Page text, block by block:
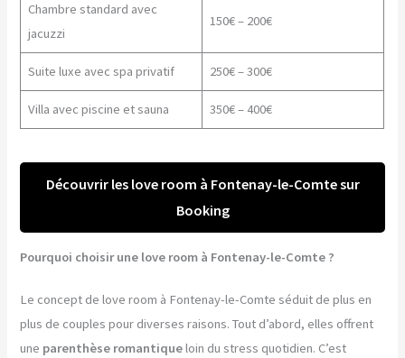
Chambre standard avec
jacuzzi
150€ – 200€
Suite luxe avec spa privatif 250€ – 300€
Villa avec piscine et sauna 350€ – 400€
Découvrir les love room à Fontenay-le-Comte sur
Booking
Pourquoi choisir une love room à Fontenay-le-Comte ?
Le concept de love room à Fontenay-le-Comte séduit de plus en
plus de couples pour diverses raisons. Tout d’abord, elles offrent
une parenthèse romantiqueloin du stress quotidien. C’est